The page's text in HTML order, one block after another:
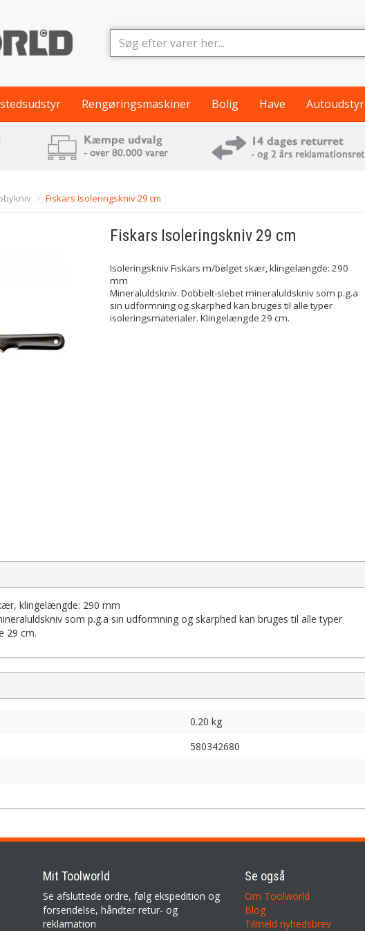
Rengøringsmaskiner Bolig Have Autoudstyr
Fiskars Isoleringskniv 29 cm
Fiskars Isoleringskniv 29 cm
Isoleringskniv Fiskars m/bølget skær, klingelængde: 290
mm
Mineraluldskniv. Dobbelt-slebet mineraluldskniv som p.g.a
sin udformning og skarphed kan bruges til alle typer
isoleringsmaterialer. Klingelængde 29 cm.
klingelængde: 290 mm
som p.g.a sin udformning og skarphed kan bruges til alle typer
29 cm.
0.20 kg
580342680
Mit Toolworld
Se afsluttede ordre, følg ekspedition og
forsendelse, håndter retur- og
reklamation
Se også
Om Toolworld
Blog
Tilmeld nyhedsbrev